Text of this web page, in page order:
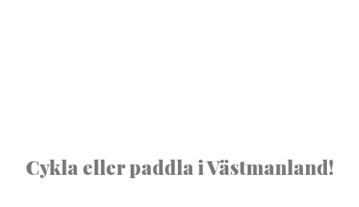
Cykla eller paddla i Västmanland!